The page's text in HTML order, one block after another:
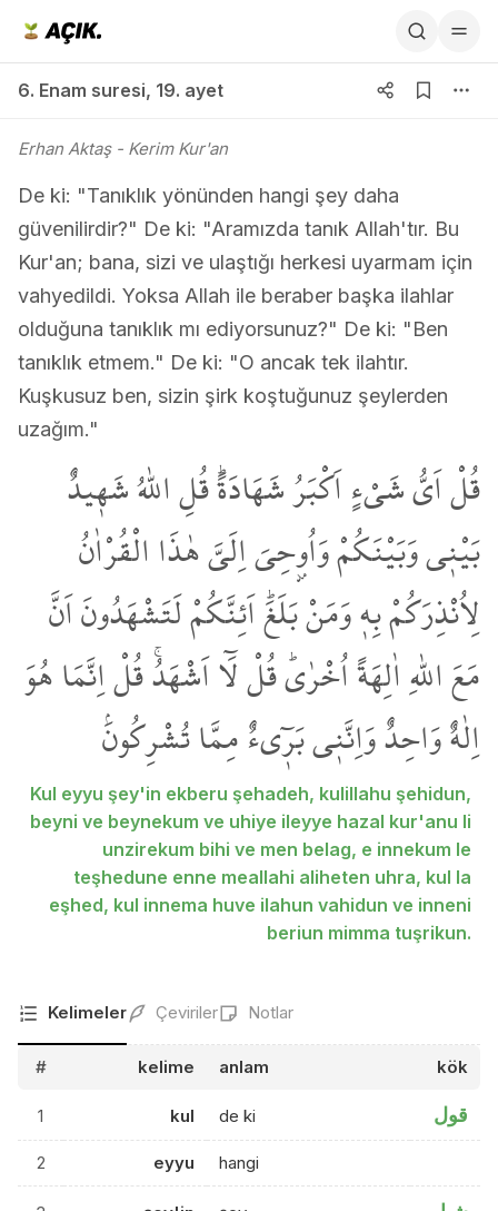
6. Enam suresi, 19. ayet
Erhan Aktaş- Kerim Kur'an
De ki: "Tanıklık yönünden hangi şey daha
güvenilirdir?" De ki: "Aramızda tanık Allah'tır. Bu
Kur'an; bana, sizi ve ulaştığı herkesi uyarmam için
vahyedildi. Yoksa Allah ile beraber başka ilahlar
olduğuna tanıklık mı ediyorsunuz?" De ki: "Ben
tanıklık etmem." De ki: "O ancak tek ilahtır.
Kuşkusuz ben, sizin şirk koştuğunuz şeylerden
uzağım."
قُلْ اَيُّ شَيْءٍ اَكْبَرُ شَهَادَةًۜ قُلِ اللّٰهُ شَه۪يدٌ
بَيْن۪ي وَبَيْنَكُمْ وَاُو۫حِيَ اِلَيَّ هٰذَا الْقُرْاٰنُ
لِاُنْذِرَكُمْ بِه۪ وَمَنْ بَلَغَۜ اَئِنَّكُمْ لَتَشْهَدُونَ اَنَّ
مَعَ اللّٰهِ اٰلِهَةً اُخْرٰىۜ قُلْ لَٓا اَشْهَدُۚ قُلْ اِنَّمَا هُوَ
اِلٰهٌ وَاحِدٌ وَاِنَّن۪ي بَر۪ٓيءٌ مِمَّا تُشْرِكُونَۢ
Kul eyyu şey'in ekberu şehadeh, kulillahu şehidun,
beyni ve beynekum ve uhiye ileyye hazal kur'anu li
unzirekum bihi ve men belag, e innekum le
teşhedune enne meallahi aliheten uhra, kul la
eşhed, kul innema huve ilahun vahidun ve inneni
beriun mimma tuşrikun.
Kelimeler Çeviriler Notlar
# kelime anlam kök
1 kul de ki قول
2 eyyu hangi